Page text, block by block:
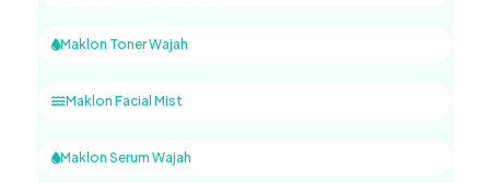
Maklon Toner Wajah
Maklon Facial Mist
Maklon Serum Wajah